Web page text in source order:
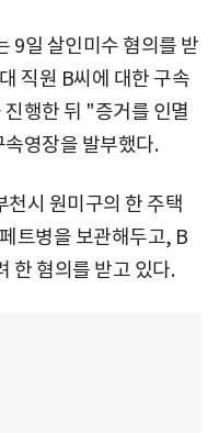
9일 살인미수 혐의를 받
직원 B씨에 대한 구속
행한 뒤 "증거를 인멸
영장을 발부했다.
시 원미구의 한 주택
트병을 보관해두고, B
한 혐의를 받고 있다.